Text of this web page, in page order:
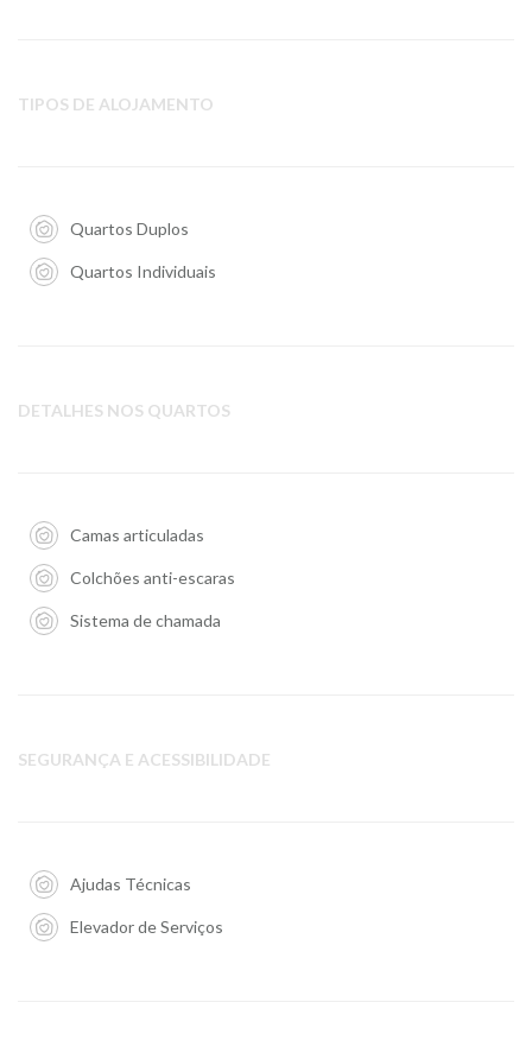
TIPOS DE ALOJAMENTO
Quartos Duplos
Quartos Individuais
DETALHES NOS QUARTOS
Camas articuladas
Colchões anti-escaras
Sistema de chamada
SEGURANÇA E ACESSIBILIDADE
Ajudas Técnicas
Elevador de Serviços